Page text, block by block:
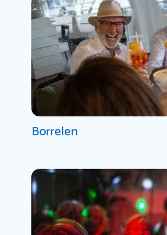
Borrelen